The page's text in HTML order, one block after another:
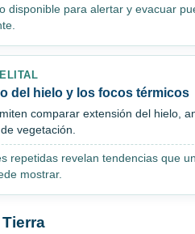
disponible para alertar y evacuar
del hielo y los focos térmicos
comparar extensión del hielo,
vegetación.
repetidas revelan tendencias que
mostrar.